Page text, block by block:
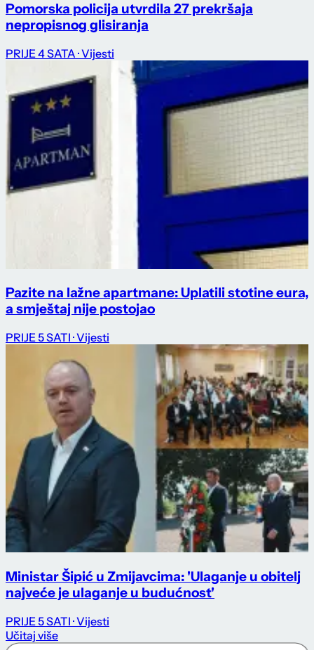
Pomorska policija utvrdila 27 prekršaja
nepropisnog glisiranja
PRIJE 4 SATA · Vijesti
Pazite na lažne apartmane: Uplatili stotine eura,
a smještaj nije postojao
PRIJE 5 SATI · Vijesti
Ministar Šipić u Zmijavcima: 'Ulaganje u obitelj
najveće je ulaganje u budućnost'
PRIJE 5 SATI · Vijesti
Učitaj više